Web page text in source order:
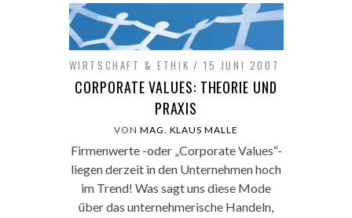
WIRTSCHAFT & ETHIK 15 JUNI 2007
CORPORATE VALUES: THEORIE UND
PRAXIS
VONMAG. KLAUS MALLE
Firmenwerte -oder „Corporate Values“-
liegen derzeit in den Unternehmen hoch
im Trend! Was sagt uns diese Mode
über das unternehmerische Handeln,